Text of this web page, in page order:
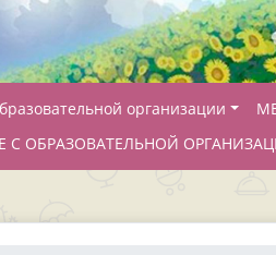
организации
С ОБРАЗОВАТЕЛЬНОЙ